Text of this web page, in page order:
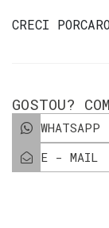
CRECI
GOSTOU?
WHATSAPP
E - MAIL